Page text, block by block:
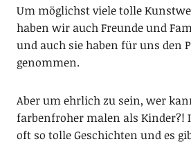
Um möglichst viele tolle
haben wir auch Freunde und
und auch sie haben für uns den
genommen.
Aber um ehrlich zu sein, wer
farbenfroher malen als Kinder?!
oft so tolle Geschichten und es